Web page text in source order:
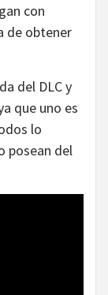
con
de obtener
del DLC y
que uno es
lo
posean del